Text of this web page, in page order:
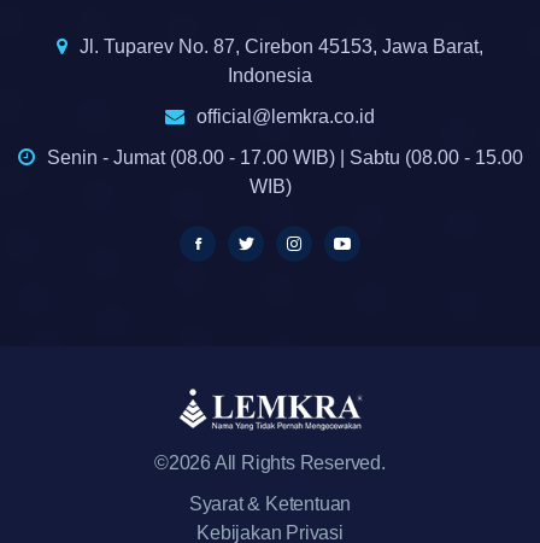
Jl. Tuparev No. 87, Cirebon 45153, Jawa Barat,
Indonesia
official@lemkra.co.id
Senin - Jumat (08.00 - 17.00 WIB) | Sabtu (08.00 - 15.00
WIB)
©2026 All Rights Reserved.
Syarat & Ketentuan
Kebijakan Privasi